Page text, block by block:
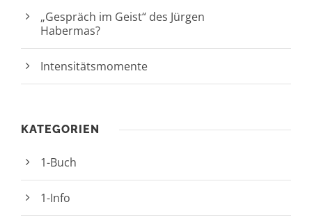
„Gespräch im Geist“ des Jürgen
Habermas?
Intensitätsmomente
KATEGORIEN
1-Buch
1-Info